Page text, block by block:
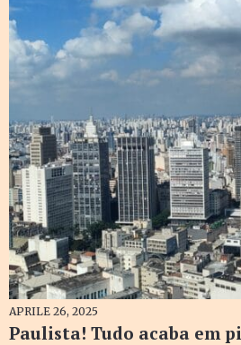
APRILE 26, 2025
Paulista! Tudo acaba em